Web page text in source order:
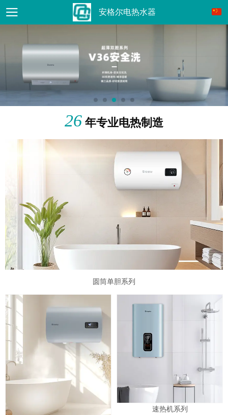
安格尔电热水器
26 年专业电热制造
圆筒单胆系列
速热机系列